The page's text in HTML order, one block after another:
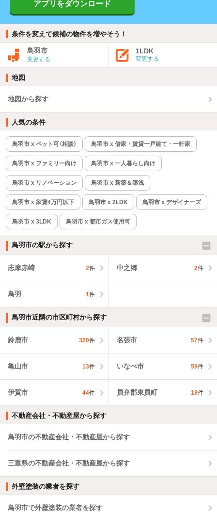
アプリをダウンロード
条件を変えて候補の物件を増やそう！
鳥羽市
変更する
1LDK
変更する
地図
地図から探す
人気の条件
鳥羽市 x ペット可（相談） 鳥羽市 x 借家・賃貸一戸建て・一軒家
鳥羽市 x ファミリー向け 鳥羽市 x 一人暮らし向け
鳥羽市 x リノベーション 鳥羽市 x 新築＆築浅
鳥羽市 x 家賃4万円以下 鳥羽市 x 2LDK 鳥羽市 x デザイナーズ
鳥羽市 x 3LDK 鳥羽市 x 都市ガス使用可
鳥羽市の駅から探す
志摩赤崎 2件 中之郷 2件
鳥羽 1件
鳥羽市近隣の市区町村から探す
鈴鹿市 320件 名張市 57件
亀山市 13件 いなべ市 59件
伊賀市 44件 員弁郡東員町 18件
不動産会社・不動産屋から探す
鳥羽市の不動産会社・不動産屋から探す
三重県の不動産会社・不動産屋から探す
外壁塗装の業者を探す
鳥羽市で外壁塗装の業者を探す